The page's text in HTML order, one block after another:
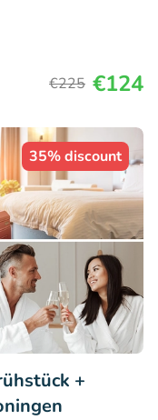
€225 €124
35% discount
+